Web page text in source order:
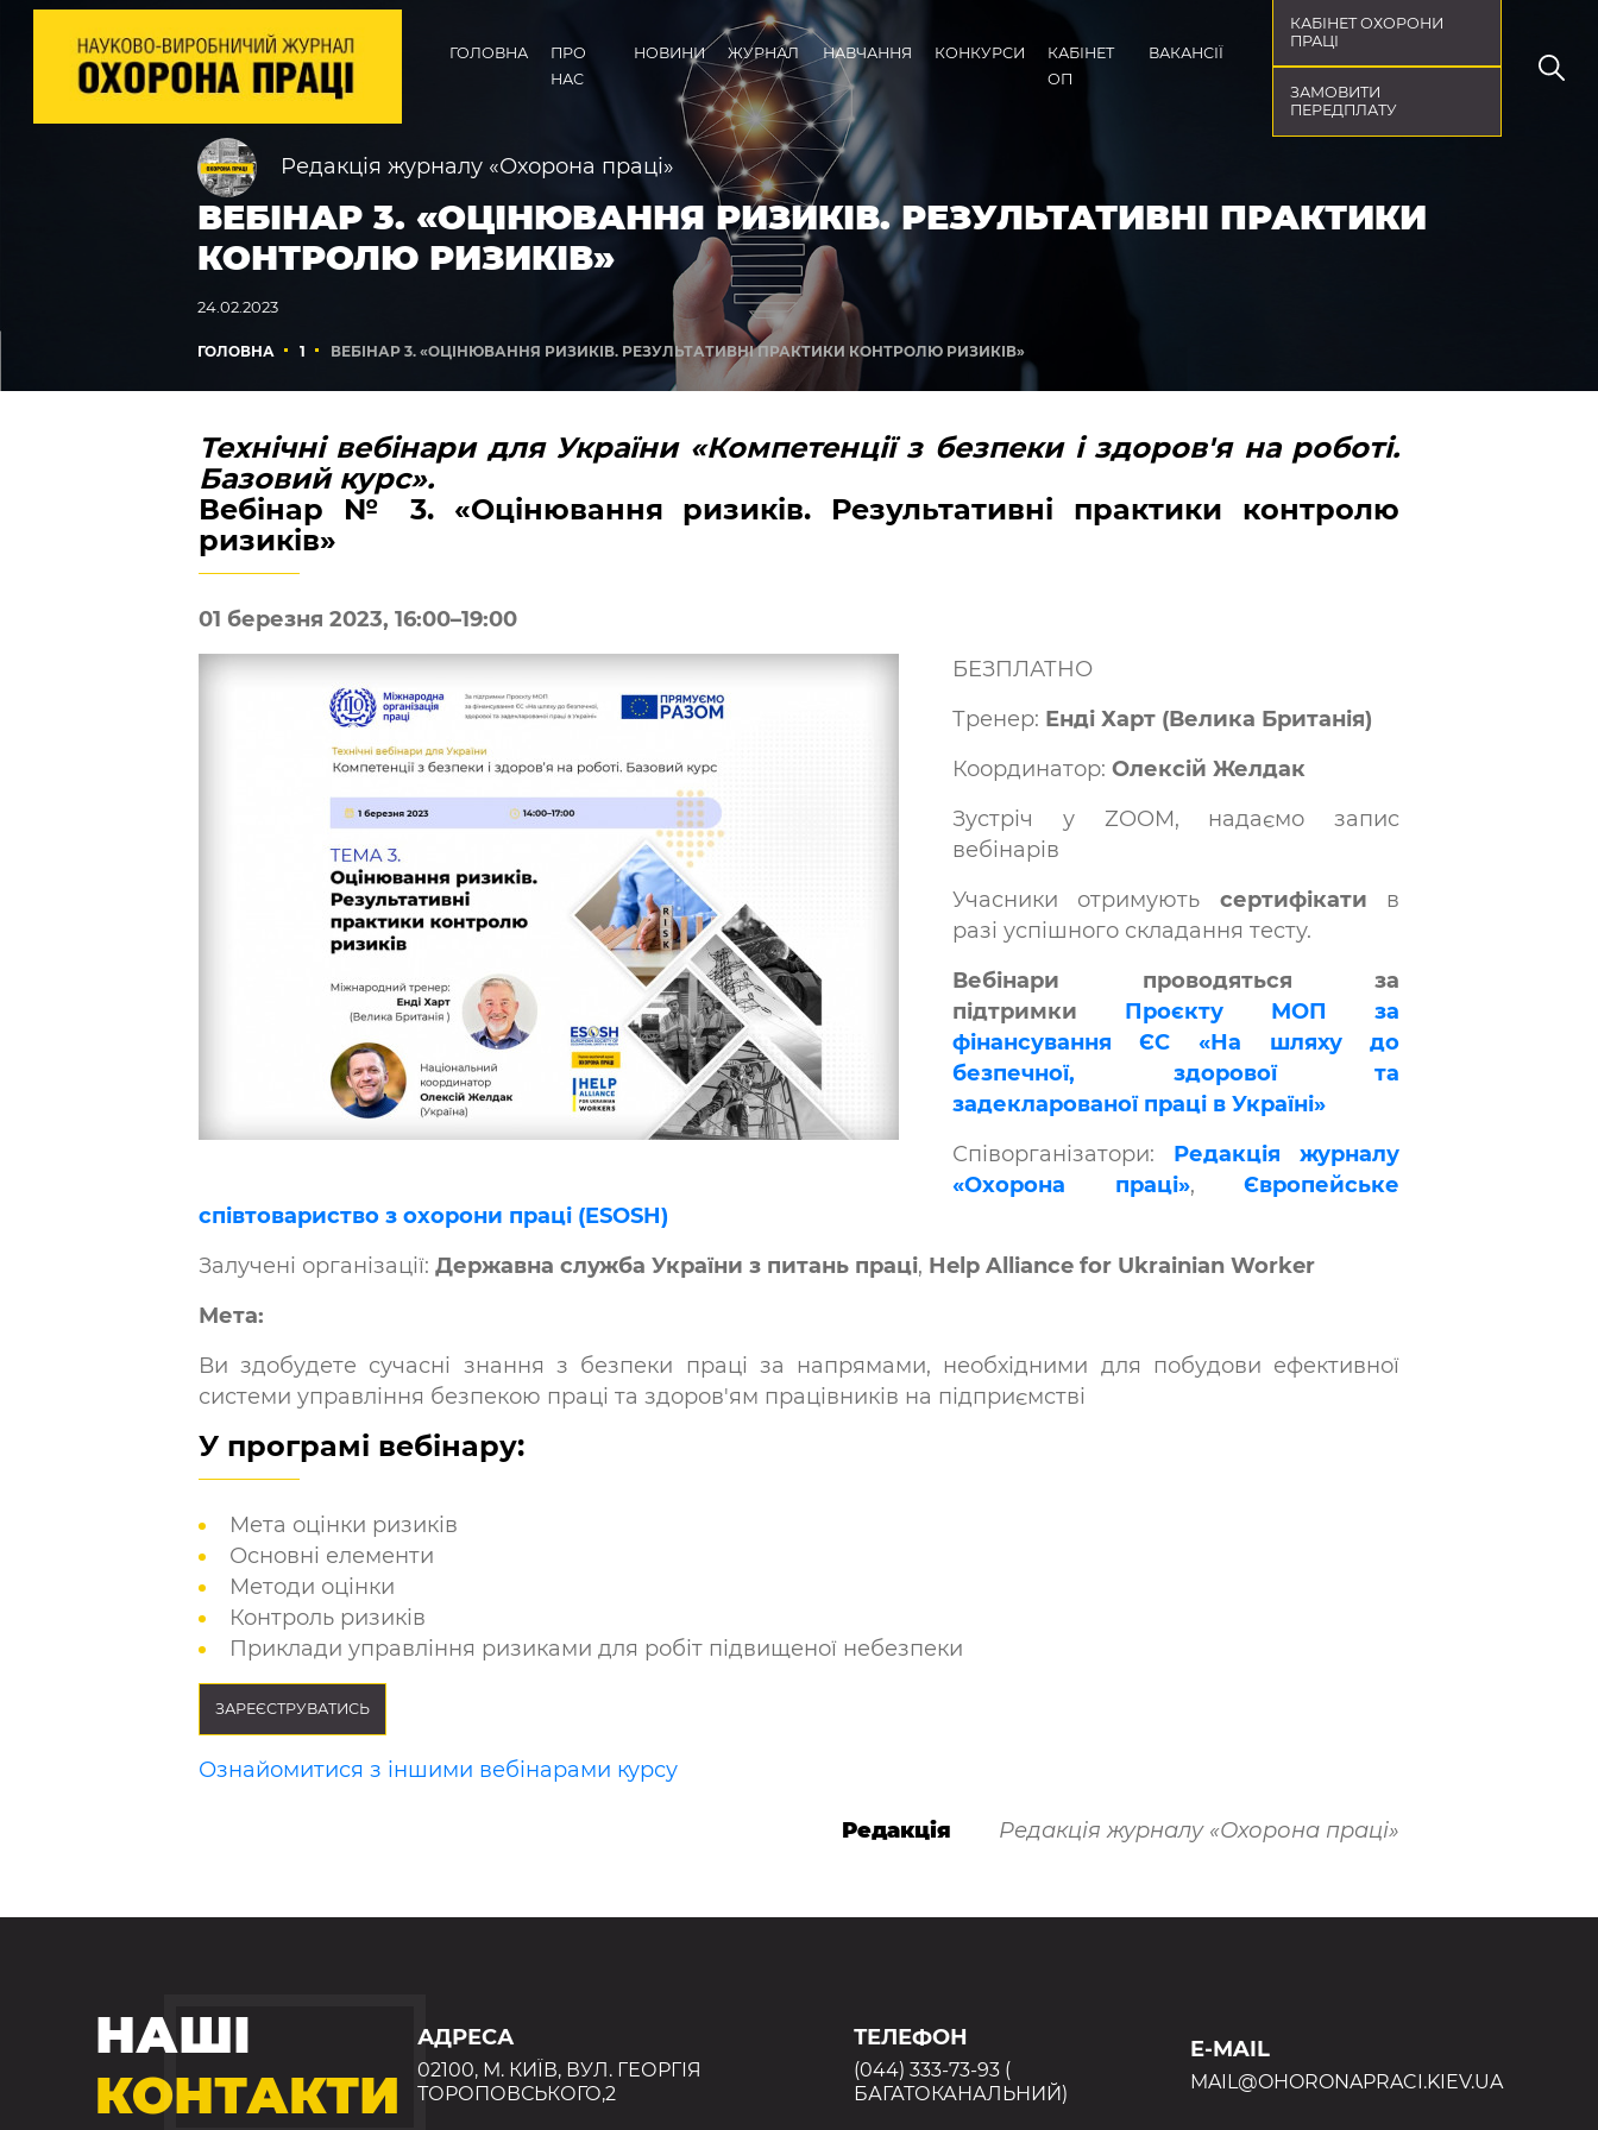
ГОЛОВНА
ПРО
НАС
НОВИНИ ЖУРНАЛ НАВЧАННЯ КОНКУРСИ
КАБІНЕТ
ОП
ВАКАНСІЇ
КАБІНЕТ ОХОРОНИ
ПРАЦІ
ЗАМОВИТИ
ПЕРЕДПЛАТУ
Редакція журналу «Охорона праці»
ВЕБІНАР 3. «ОЦІНЮВАННЯ РИЗИКІВ. РЕЗУЛЬТАТИВНІ ПРАКТИКИ
КОНТРОЛЮ РИЗИКІВ»
24.02.2023
ГОЛОВНА 1 ВЕБІНАР 3. «ОЦІНЮВАННЯ РИЗИКІВ. РЕЗУЛЬТАТИВНІ ПРАКТИКИ КОНТРОЛЮ РИЗИКІВ»
Технічні вебінари для України «Компетенції з безпеки і здоров'я на роботі.
Базовий курс».
Вебінар № 3. «Оцінювання ризиків. Результативні практики контролю
ризиків»
01 березня 2023, 16:00–19:00
БЕЗПЛАТНО
Тренер: Енді Харт (Велика Британія)
Координатор: Олексій Желдак
Зустріч у ZOOM, надаємо запис
вебінарів
Учасники отримують сертифікати в
разі успішного складання тесту.
Вебінари проводяться за
підтримки Проєкту МОП за
фінансування ЄС «На шляху до
безпечної, здорової та
задекларованої праці в Україні»
Співорганізатори: Редакція журналу
«Охорона праці»,Європейське
співтовариство з охорони праці (ESOSH)
Залучені організації: Державна служба України з питань праці, Help Alliance for Ukrainian Worker
Мета:
Ви здобудете сучасні знання з безпеки праці за напрямами, необхідними для побудови ефективної
системи управління безпекою праці та здоров'ям працівників на підприємстві
У програмі вебінару:
Мета оцінки ризиків
Основні елементи
Методи оцінки
Контроль ризиків
Приклади управління ризиками для робіт підвищеної небезпеки
ЗАРЕЄСТРУВАТИСЬ
Ознайомитися з іншими вебінарами курсу
Редакція Редакція журналу «Охорона праці»
НАШІ
КОНТАКТИ
АДРЕСА
02100, М. КИЇВ, ВУЛ. ГЕОРГІЯ
ТОРОПОВСЬКОГО,2
ТЕЛЕФОН
(044) 333-73-93 (
БАГАТОКАНАЛЬНИЙ)
E-MAIL
MAIL@OHORONAPRACI.KIEV.UA